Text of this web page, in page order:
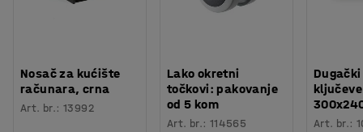
Nosač za kućište
računara, crna
Art. br.:13992
Lako okretni
točkovi: pakovanje
od 5 kom
Art. br.: 114565 Art. br.: